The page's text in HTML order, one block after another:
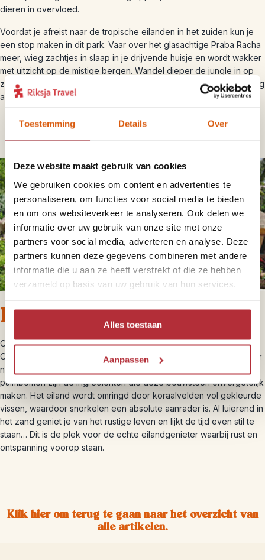
Toestemming Details Over
Deze website maakt gebruik van cookies
We gebruiken cookies om content en advertenties te
personaliseren, om functies voor social media te bieden
en om ons websiteverkeer te analyseren. Ook delen we
informatie over uw gebruik van onze site met onze
partners voor social media, adverteren en analyse. Deze
partners kunnen deze gegevens combineren met andere
informatie die u aan ze heeft verstrekt of die ze hebben
verzameld op basis van uw gebruik van hun services.
Alles toestaan
Aanpassen
dieren in overvloed.
Voordat je afreist naar de tropische eilanden in het zuiden kun je
een stop maken in dit park. Vaar over het glasachtige Praba Racha
meer, wieg zachtjes in slaap in je drijvende huisje en wordt wakker
met uitzicht op de mistige bergen. Wandel dieper de jungle in op
zoek naar wildlife, terwijl de apen met je meeslingeren. Sluit de dag
af met een verfrissend biertje bij je houten jungle lodge.
Relaxt Robinson eiland
Op Ko Hai trek je je samen even terug uit de bewoonde wereld.
Omdat het eiland ver zuidwaarts ligt in de Trang archipel, kom je er
niet veel reizigers tegen. Witte stranden, knalblauwe zee en
palmbomen zijn dé ingrediënten die deze bouwsteen onvergetelijk
maken. Het eiland wordt omringd door koraalvelden vol gekleurde
vissen, waardoor snorkelen een absolute aanrader is. Al luierend in
het zand geniet je van het rustige leven en lijkt de tijd even stil te
staan… Dit is de plek voor de echte eilandgenieter waarbij rust en
ontspanning voorop staan.
Klik hier om terug te gaan naar het overzicht van
alle artikelen.